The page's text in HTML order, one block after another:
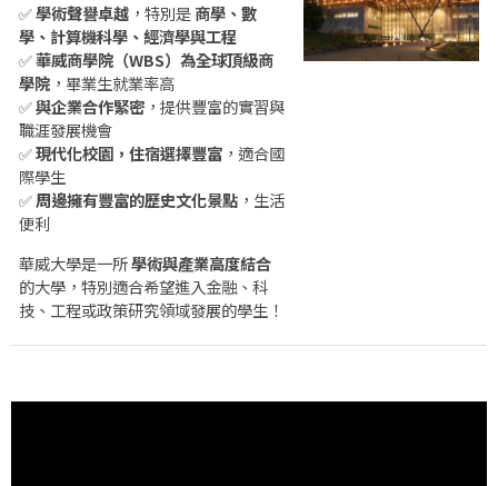
✅學術聲譽卓越 ，特別是商學、數
學、計算機科學、經濟學與工程
✅華威商學院（WBS）為全球頂級商
學院 ，畢業生就業率高
✅與企業合作緊密 ，提供豐富的實習與
職涯發展機會
✅現代化校園，住宿選擇豐富 ，適合國
際學生
✅周邊擁有豐富的歷史文化景點 ，生活
便利
華威大學是一所學術與產業高度結合
的大學，特別適合希望進入金融、科
技、工程或政策研究領域發展的學生！